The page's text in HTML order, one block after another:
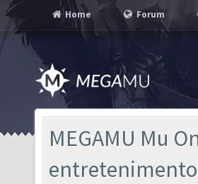
Home Forum
MEGAMU Mu